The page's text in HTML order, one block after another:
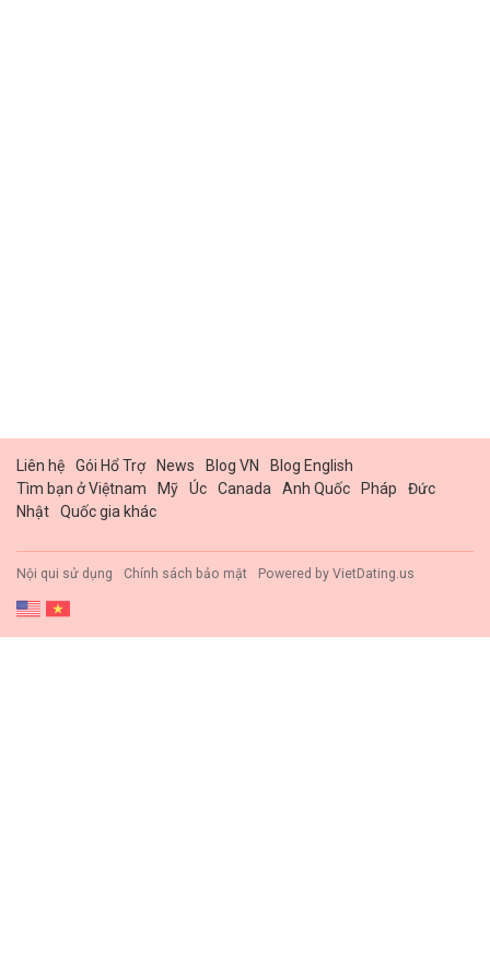
Liên hệ Gói Hổ Trợ News Blog VN
Blog English
Tìm bạn ở Việtnam
Mỹ Úc Canada Anh Quốc Pháp
Đức
Nhật
Quốc gia khác
Nội qui sử dụng Chính sách bảo mật Powered by VietDating.us